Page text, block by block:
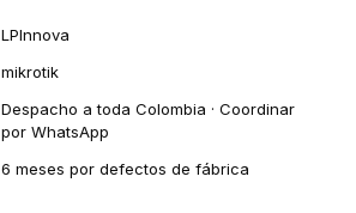
LPInnova
mikrotik
Despacho a toda Colombia · Coordinar
por WhatsApp
6 meses por defectos de fábrica